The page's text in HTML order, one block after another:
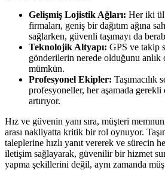
Gelişmiş Lojistik Ağları: Her iki
firmaları, geniş bir dağıtım ağına
sağlarken, güvenli taşımayı da
Teknolojik Altyapı: GPS ve takip
gönderilerin nerede olduğunu
mümkün.
Profesyonel Ekipler: Taşımacılık
profesyoneller, her aşamada
artırıyor.
Hız ve güvenin yanı sıra, müşteri
arası nakliyatta kritik bir rol oynuyor.
taleplerine hızlı yanıt vererek ve sürecin
iletişim sağlayarak, güvenilir bir hizmet
yapma şekillerini değil, aynı zamanda